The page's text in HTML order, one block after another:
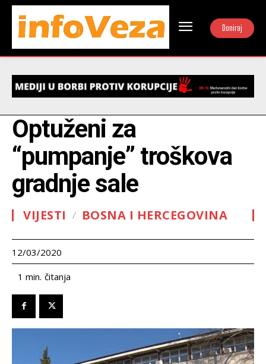
Doniraj
Optuženi za
“pumpanje” troškova
gradnje sale
VIJESTI BOSNA I HERCEGOVINA
12/03/2020
1 min. čitanja